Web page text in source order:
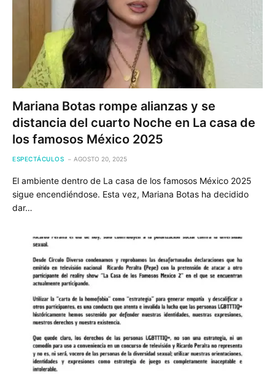
Mariana Botas rompe alianzas y se
distancia del cuarto Noche en La casa de
los famosos México 2025
ESPECTÁCULOS AGOSTO 20, 2025
El ambiente dentro de La casa de los famosos México 2025
sigue encendiéndose. Esta vez, Mariana Botas ha decidido
dar…